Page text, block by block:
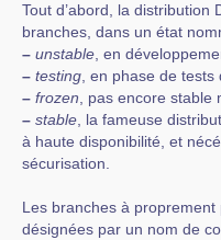
Tout d’abord, la distribution
branches, dans un état
– unstable , en
– testing , en phase de
– frozen , pas encore
– stable , la fameuse
à haute disponibilité, et
sécurisation.
Les branches à proprement
désignées par un nom de